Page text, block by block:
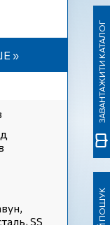
»
SS
ЗАВАНТАЖИТИ КАТАЛОГ